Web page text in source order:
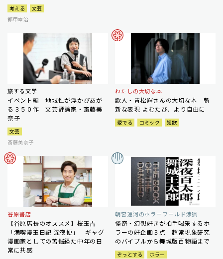
考える
文芸
都甲幸治
旅する文学
イベント編 地域性が浮かびあが
る３５０作 文芸評論家・斎藤美
奈子
文芸
斎藤美奈子
わたしの大切な本
歌人・青松輝さんの大切な本 斬
新な表現 よむたび、より自由に
愛でる コミック 短歌
谷原書店
【谷原店長のオススメ】桜玉吉
「満喫漫玉日記 深夜便」 ギャグ
漫画家としての苦悩経た中年の日
常に共感
朝宮運河のホラーワールド渉猟
怪奇・幻想好きが拍手喝采するホ
ラーの好企画３点 超常現象研究
のバイブルから舞城版百物語まで
ぞっとする
ホラー